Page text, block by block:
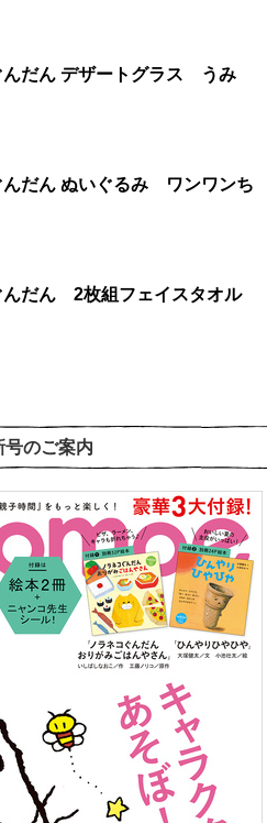
ノラネコぐんだん デザートグラス うみ
んだん ぬいぐるみ ワンワンち
んだん 2枚組フェイスタオル
号のご案内